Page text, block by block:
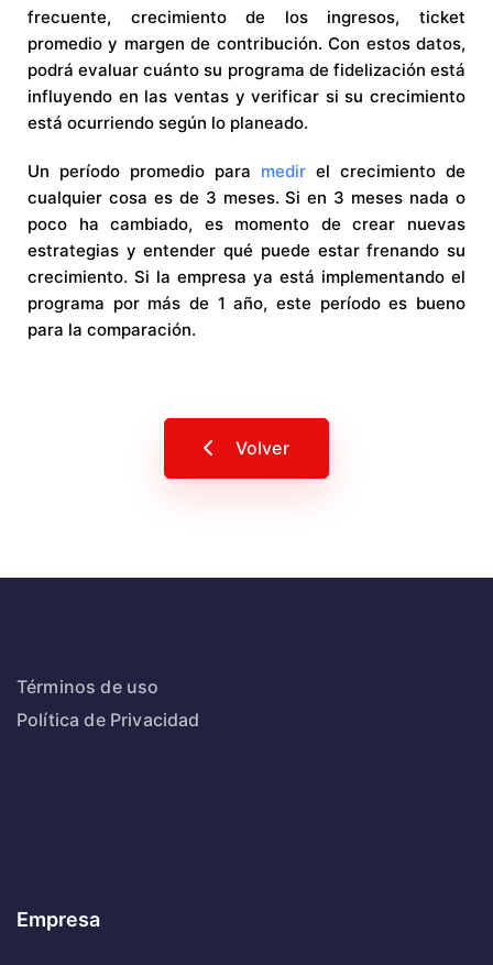
frecuente, crecimiento de los ingresos, ticket
promedio y margen de contribución. Con estos datos,
podrá evaluar cuánto su programa de fidelización está
influyendo en las ventas y verificar si su crecimiento
está ocurriendo según lo planeado.
Un período promedio para medir el crecimiento de
cualquier cosa es de 3 meses. Si en 3 meses nada o
poco ha cambiado, es momento de crear nuevas
estrategias y entender qué puede estar frenando su
crecimiento. Si la empresa ya está implementando el
programa por más de 1 año, este período es bueno
para la comparación.
Volver
Términos de uso
Política de Privacidad
Empresa